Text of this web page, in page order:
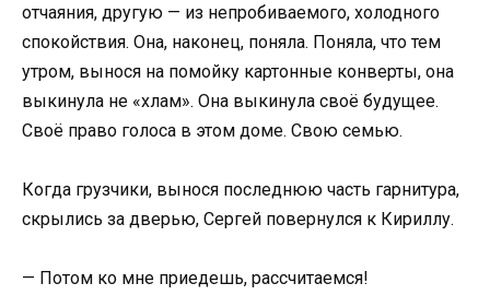
отчаяния, другую — из непробиваемого, холодного
спокойствия. Она, наконец, поняла. Поняла, что тем
утром, вынося на помойку картонные конверты, она
выкинула не «хлам». Она выкинула своё будущее.
Своё право голоса в этом доме. Свою семью.
Когда грузчики, вынося последнюю часть гарнитура,
скрылись за дверью, Сергей повернулся к Кириллу.
— Потом ко мне приедешь, рассчитаемся!